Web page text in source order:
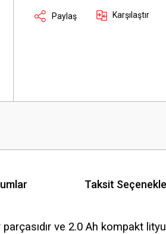
Paylaş Karşılaştır
Taksit
ve 2.0 Ah kompakt